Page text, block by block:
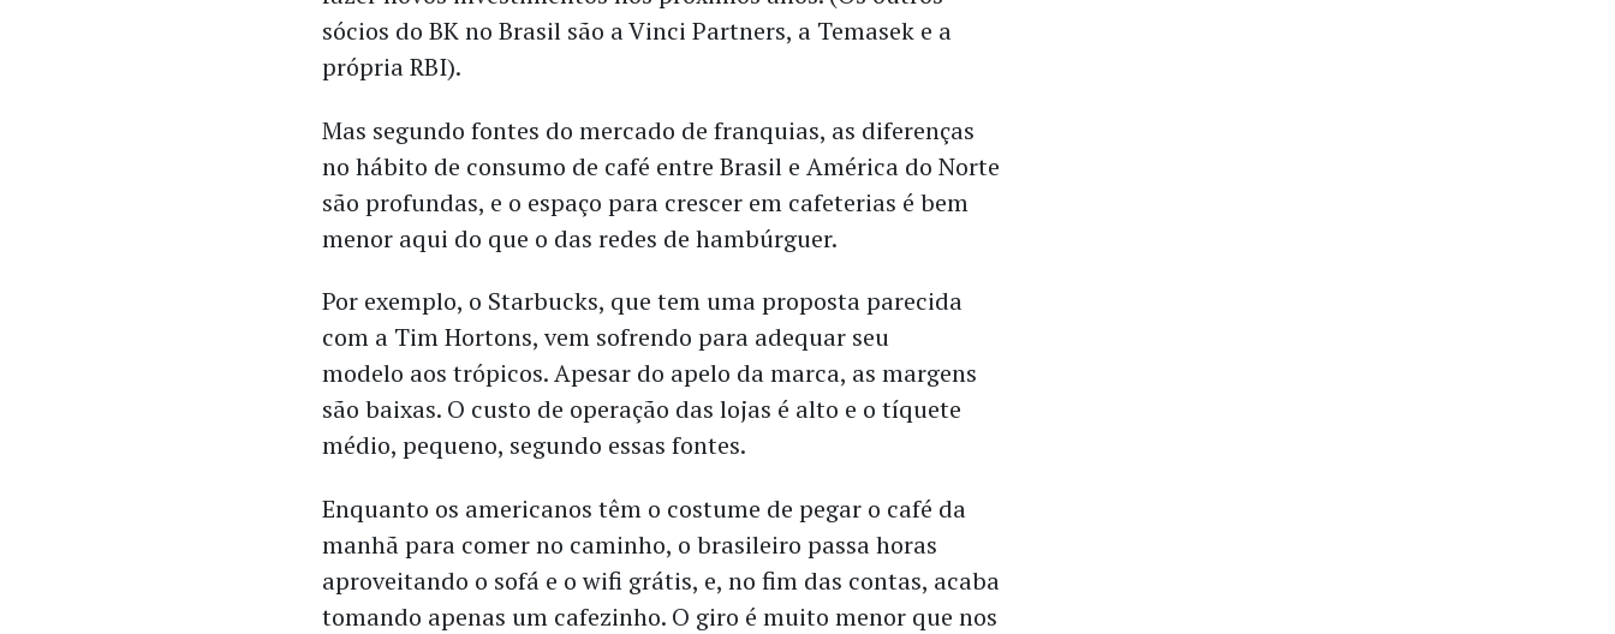
sócios do BK no Brasil são a Vinci Partners, a Temasek e a
própria RBI).
Mas segundo fontes do mercado de franquias, as diferenças
no hábito de consumo de café entre Brasil e América do Norte
são profundas, e o espaço para crescer em cafeterias é bem
menor aqui do que o das redes de hambúrguer.
Por exemplo, o Starbucks, que tem uma proposta parecida
com a Tim Hortons, vem sofrendo para adequar seu
modelo aos trópicos. Apesar do apelo da marca, as margens
são baixas. O custo de operação das lojas é alto e o tíquete
médio, pequeno, segundo essas fontes.
Enquanto os americanos têm o costume de pegar o café da
manhã para comer no caminho, o brasileiro passa horas
aproveitando o sofá e o wifi grátis, e, no fim das contas, acaba
tomando apenas um cafezinho. O giro é muito menor que nos